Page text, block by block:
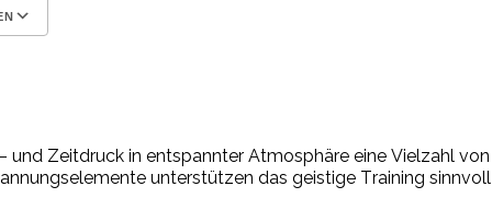
– und Zeitdruck in entspannter Atmosphäre eine Vielzahl von
nungselemente unterstützen das geistige Training sinnvoll